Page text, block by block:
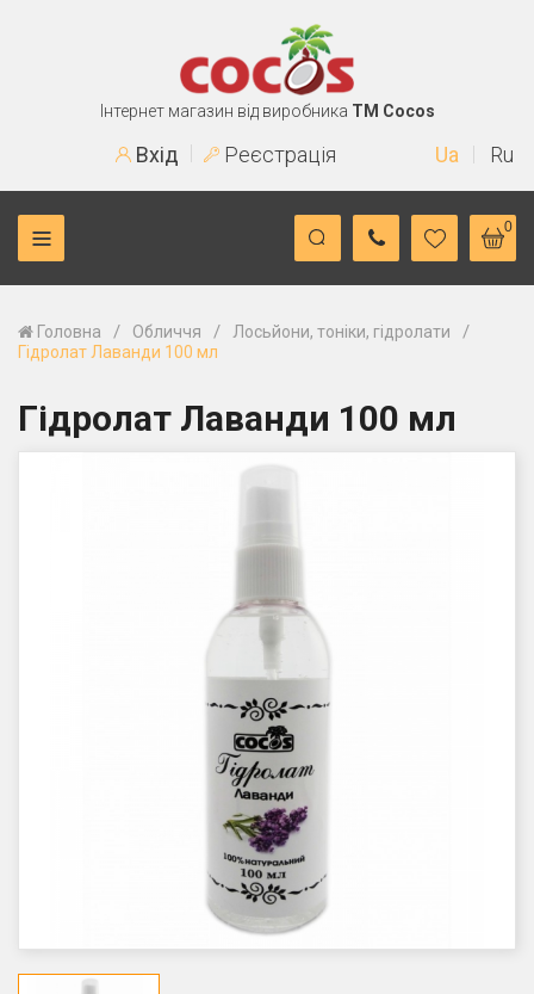
Інтернет магазин від виробника TM Cocos
Вхід Реєстрація Ua Ru
0
Головна / Обличчя / Лосьйони, тоніки, гідролати /
Гідролат Лаванди 100 мл
Гідролат Лаванди 100 мл